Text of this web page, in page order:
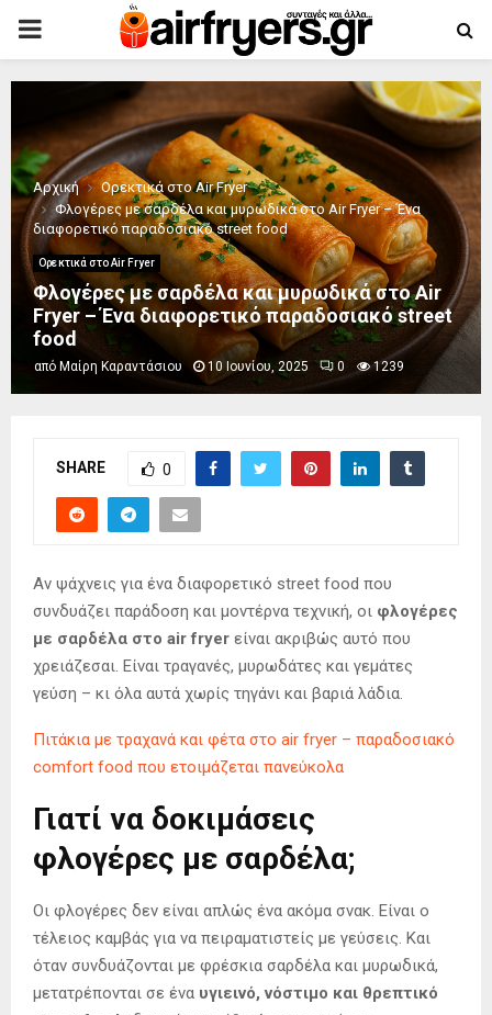
PRIMARY
MENU
Αρχική
Ορεκτικά στο Air Fryer
Φλογέρες με σαρδέλα και μυρωδικά στο Air Fryer – Ένα
διαφορετικό παραδοσιακό street food
Ορεκτικά στο Air Fryer
Φλογέρες με σαρδέλα και μυρωδικά στο Air
Fryer – Ένα διαφορετικό παραδοσιακό street
food
από Μαίρη Καραντάσιου 10 Ιουνίου, 2025 0 1239
SHARE 0
Αν ψάχνεις για ένα διαφορετικό street food που
συνδυάζει παράδοση και μοντέρνα τεχνική, οι φλογέρες
με σαρδέλα στο air fryer είναι ακριβώς αυτό που
χρειάζεσαι. Είναι τραγανές, μυρωδάτες και γεμάτες
γεύση – κι όλα αυτά χωρίς τηγάνι και βαριά λάδια.
Πιτάκια με τραχανά και φέτα στο air fryer – παραδοσιακό
comfort food που ετοιμάζεται πανεύκολα
Γιατί να δοκιμάσεις
φλογέρες με σαρδέλα;
Οι φλογέρες δεν είναι απλώς ένα ακόμα σνακ. Είναι ο
τέλειος καμβάς για να πειραματιστείς με γεύσεις. Και
όταν συνδυάζονται με φρέσκια σαρδέλα και μυρωδικά,
μετατρέπονται σε ένα υγιεινό, νόστιμο και θρεπτικό